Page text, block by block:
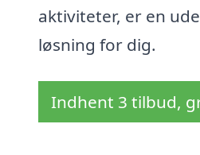
aktiviteter, er en
løsning for dig.
Indhent 3 tilbud,